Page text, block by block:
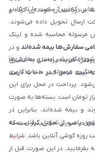
دریافت آن خودداری کرده و
پوشش این شرکت‌ها فراهم است. سفارش‌هایی که بین ساعت ۱۰ تا ۱۵ در
ارسال تحویل داده می‌شوند.
مرسوله محاسبه شده و لینک
سفارش‌ها بیمه شده‌اند و در
هزینه پرداختی به مشتری
بازگردانده خواهد شد. توجه داشته باشید که بیمه شامل کسر ۱۰ تا ۱۵ درصد
امکان‌پذیر است و سفارش‌ها
مرسوله در حساب کاربری
پرداخت در محل برای این
نیست و هزینه ثابت ارسال ۹۹ هزار تومان است. بسته‌ها به صورت
بیمه شده‌اند، بنابراین در
پلمپ، از تحویل گرفتن بسته
در صورتی امکان‌پذیر است که
گوشی آنلاین باشد. شرایط
بفرمایید. در این صورت، قبل از